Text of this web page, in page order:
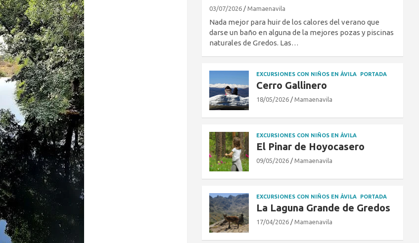
03/07/2026 Mamaenavila
Nada mejor para huir de los calores del verano que
darse un baño en alguna de la mejores pozas y piscinas
naturales de Gredos. Las…
EXCURSIONES CON NIÑOS EN ÁVILA PORTADA
Cerro Gallinero
18/05/2026 Mamaenavila
EXCURSIONES CON NIÑOS EN ÁVILA
El Pinar de Hoyocasero
09/05/2026 Mamaenavila
EXCURSIONES CON NIÑOS EN ÁVILA PORTADA
La Laguna Grande de Gredos
17/04/2026 Mamaenavila